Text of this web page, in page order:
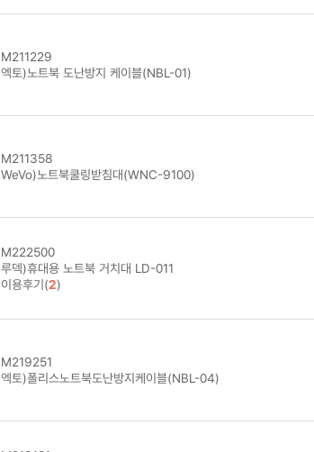
M211229
엑토)노트북 도난방지 케이블(NBL-01)
M211358
WeVo)노트북쿨링받침대(WNC-9100)
M222500
루덱)휴대용 노트북 거치대 LD-011
이용후기(2)
M219251
엑토)폴리스노트북도난방지케이블(NBL-04)